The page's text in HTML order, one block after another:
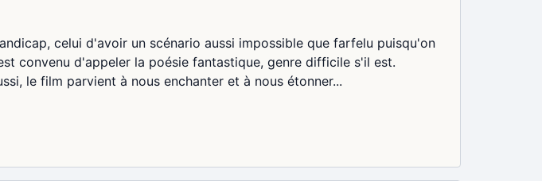
celui d'avoir un scénario aussi impossible que farfelu puisqu'on
convenu d'appeler la poésie fantastique, genre difficile s'il est.
le film parvient à nous enchanter et à nous étonner...